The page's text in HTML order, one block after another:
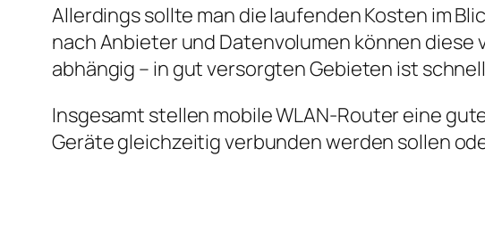
Allerdings sollte man die laufenden Kosten im
nach Anbieter und Datenvolumen können
abhängig – in gut versorgten Gebieten ist
Insgesamt stellen mobile WLAN‑Router eine
Geräte gleichzeitig verbunden werden sollen